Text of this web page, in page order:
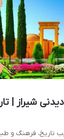
شیراز |
تاریخ، فرهنگ و